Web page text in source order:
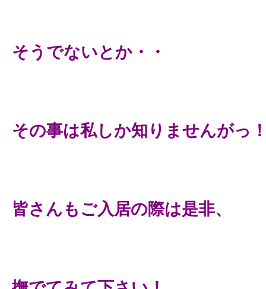
そうでないとか・・
その事は私しか知りませんがっ
皆さんもご入居の際は是非、